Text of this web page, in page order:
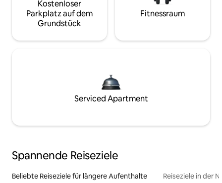
Kostenloser
Parkplatz auf dem
Grundstück
Fitnessraum
Serviced Apartment
Spannende Reiseziele
Beliebte Reiseziele für längere Aufenthalte Reiseziele in der